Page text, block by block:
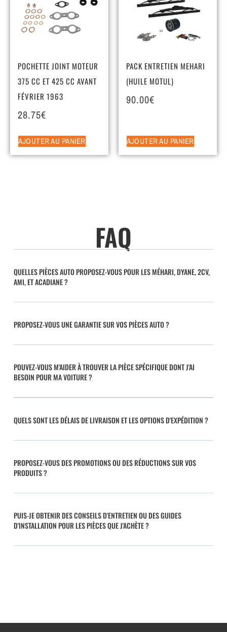
POCHETTE JOINT MOTEUR
375 CC ET 425 CC AVANT
FÉVRIER 1963
28.75€
AJOUTER AU PANIER
PACK ENTRETIEN MEHARI
(HUILE MOTUL)
90.00€
AJOUTER AU PANIER
FAQ
QUELLES PIÈCES AUTO PROPOSEZ-VOUS POUR LES MÉHARI, DYANE, 2CV,
AMI, ET ACADIANE ?
PROPOSEZ-VOUS UNE GARANTIE SUR VOS PIÈCES AUTO ?
POUVEZ-VOUS M'AIDER À TROUVER LA PIÈCE SPÉCIFIQUE DONT J'AI
BESOIN POUR MA VOITURE ?
QUELS SONT LES DÉLAIS DE LIVRAISON ET LES OPTIONS D'EXPÉDITION ?
PROPOSEZ-VOUS DES PROMOTIONS OU DES RÉDUCTIONS SUR VOS
PRODUITS ?
PUIS-JE OBTENIR DES CONSEILS D'ENTRETIEN OU DES GUIDES
D'INSTALLATION POUR LES PIÈCES QUE J'ACHÈTE ?